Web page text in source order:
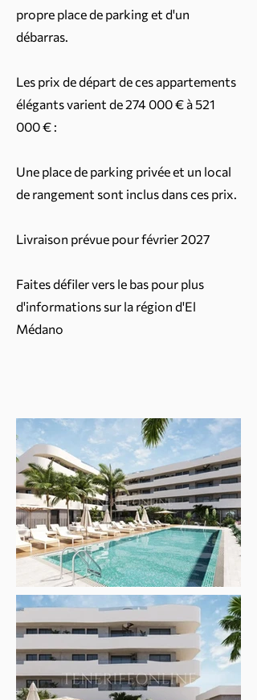
propre place de parking et d'un
débarras.
Les prix de départ de ces appartements
élégants varient de 274 000 € à 521
000 € :
Une place de parking privée et un local
de rangement sont inclus dans ces prix.
Livraison prévue pour février 2027
Faites défiler vers le bas pour plus
d'informations sur la région d'El
Médano